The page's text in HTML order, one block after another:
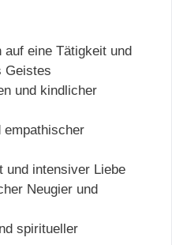
auf eine Tätigkeit und
Geistes
und kindlicher
empathischer
und intensiver Liebe
Neugier und
spiritueller